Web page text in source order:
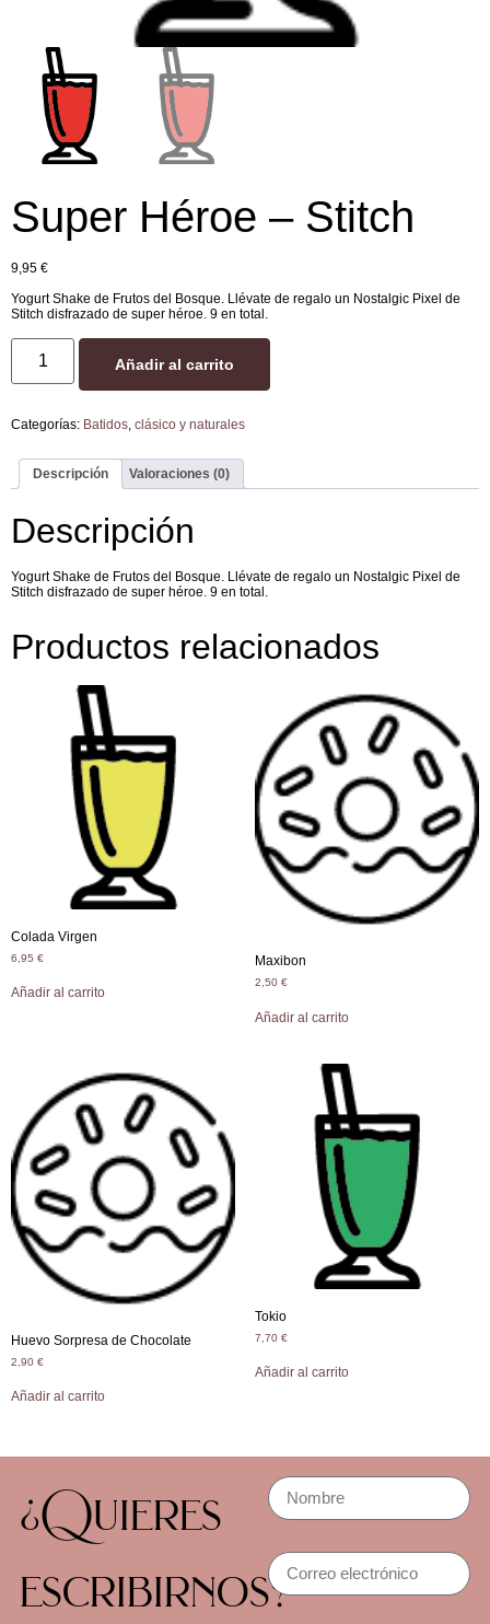
Super Héroe – Stitch
9,95 €
Yogurt Shake de Frutos del Bosque. Llévate de regalo un Nostalgic Pixel de
Stitch disfrazado de super héroe. 9 en total.
Añadir al carrito
Categorías: Batidos clásico y naturales
Descripción Valoraciones (0)
Descripción
Yogurt Shake de Frutos del Bosque. Llévate de regalo un Nostalgic Pixel de
Stitch disfrazado de super héroe. 9 en total.
Productos relacionados
Colada Virgen
6,95 €
Añadir al carrito
Maxibon
2,50 €
Añadir al carrito
Huevo Sorpresa de Chocolate
2,90 €
Añadir al carrito
Tokio
7,70 €
Añadir al carrito
¿Quieres
escribirnos?